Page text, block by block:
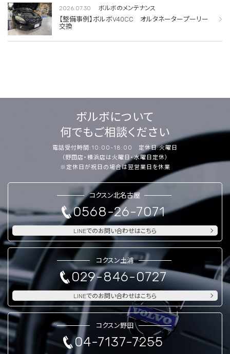
2026.07.30 ボルボのメンテナンス
【整備事例】ボルボV40CC オルタネータープーリー
交換
ボルボについて
何でもご相談ください
電話受付時間:10:00-18:00 定休日:火曜日
（野田店・横浜店は火曜日・水曜日定休）
※定休日が祝日の場合は翌営業日を休業
コクスン北名古屋
0568-26-7071
LINEでのお問い合わせはこちら
コクスン土浦
029-846-0727
LINEでのお問い合わせはこちら
コクスン野田
04-7137-7255